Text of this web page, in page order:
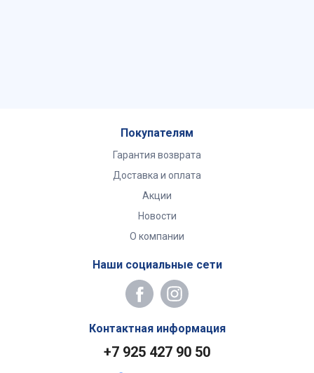
Покупателям
Гарантия возврата
Доставка и оплата
Акции
Новости
О компании
Наши социальные сети
Контактная информация
+7 925 427 90 50